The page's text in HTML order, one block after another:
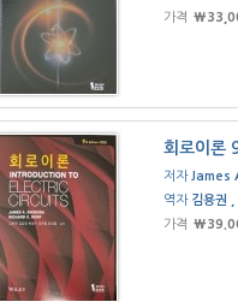
가격
회로이론
저자 James
역자 김용권 ,
가격